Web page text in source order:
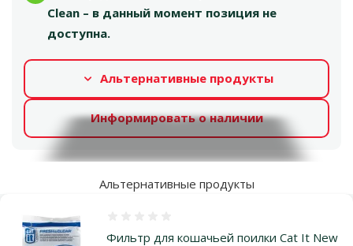
Clean – в данный момент позиция не
доступна.
Альтернативные продукты
Информировать о наличии
Альтернативные продукты
Фильтр для кошачьей поилки Cat It New